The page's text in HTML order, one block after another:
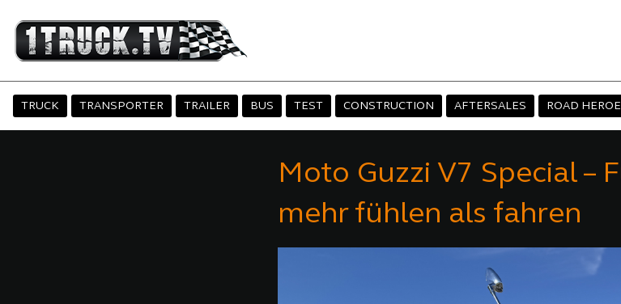
TRUCK TRANSPORTER TRAILER BUS TEST CONSTRUCTION AFTERSALES ROAD
Moto Guzzi V7 Special –
mehr fühlen als fahren